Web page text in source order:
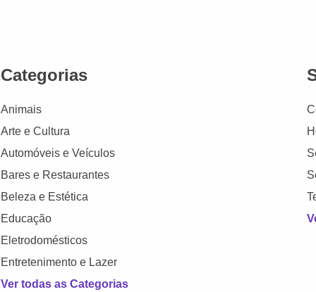
Categorias
Animais
Arte e Cultura
Automóveis e Veículos
Bares e Restaurantes
Beleza e Estética
Educação
Eletrodomésticos
Entretenimento e Lazer
Ver todas as Categorias